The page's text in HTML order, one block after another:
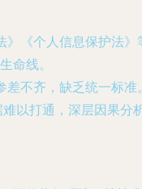
》《个人信息保护法》
命线。
差不齐，缺乏统一标准
难以打通，深层因果分